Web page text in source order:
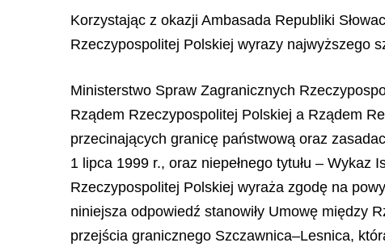
Korzystając z okazji Ambasada Republiki
Rzeczypospolitej Polskiej wyrazy najwyższego
Ministerstwo Spraw Zagranicznych
Rządem Rzeczypospolitej Polskiej a Rządem
przecinających granicę państwową oraz
1 lipca 1999 r., oraz niepełnego tytułu –
Rzeczypospolitej Polskiej wyraża zgodę na
niniejsza odpowiedź stanowiły Umowę między
przejścia granicznego Szczawnica–Lesnica,